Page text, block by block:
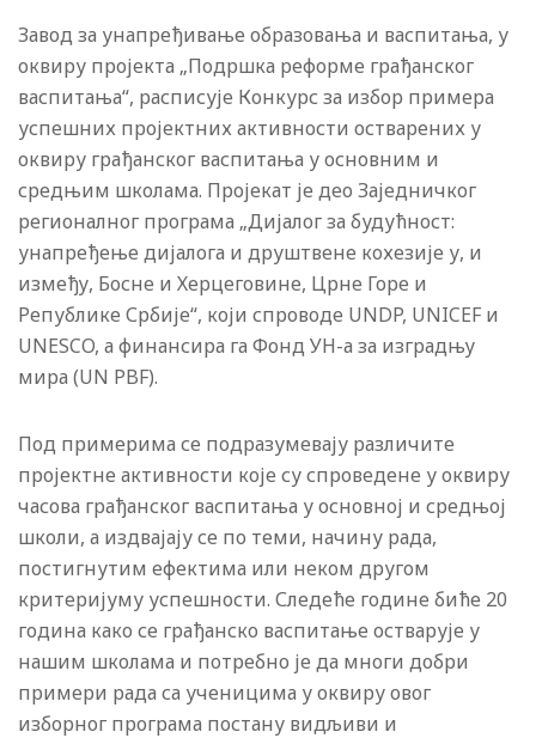
Завод за унапређивање образовања и васпитања, у
оквиру пројекта „Подршка реформе грађанског
васпитања“, расписује Конкурс за избор примера
успешних пројектних активности остварених у
оквиру грађанског васпитања у основним и
средњим школама. Пројекат је део Заједничког
регионалног програма „Дијалог за будућност:
унапређење дијалога и друштвене кохезије у, и
између, Босне и Херцеговине, Црне Горе и
Републике Србије“, који спроводе UNDP, UNICEF и
UNESCO, а финансира га Фонд УН-а за изградњу
мира (UN PBF).
Под примерима се подразумевају различите
пројектне активности које су спроведене у оквиру
часова грађанског васпитања у основноj и средњоj
школи, а издваjаjу се по теми, начину рада,
постигнутим ефектима или неком другом
критериjуму успешности. Следеће године биће 20
година како се грађанско васпитање остваруjе у
нашим школама и потребно jе да многи добри
примери рада са ученицима у оквиру овог
изборног програма постану видљиви и